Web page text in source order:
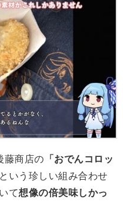
藤商店の 「おでんコロッ
いう珍しい組み合わせ
て想像の倍美味しかっ